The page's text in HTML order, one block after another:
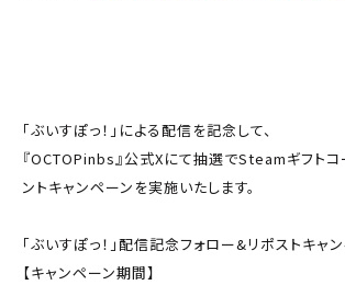
「ぶいすぽっ！」による配信を記念して、
『OCTOPinbs』公式Xにて抽選でSteamギフト
ントキャンペーンを実施いたします。
「ぶいすぽっ！」配信記念フォロー&リポストキャ
【キャンペーン期間】